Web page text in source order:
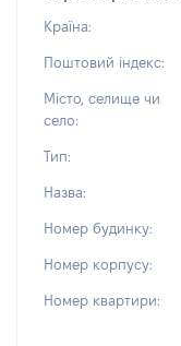
Країна:
Поштовий індекс:
Місто, селище чи
село:
Тип:
Назва:
Номер будинку:
Номер корпусу:
Номер квартири: